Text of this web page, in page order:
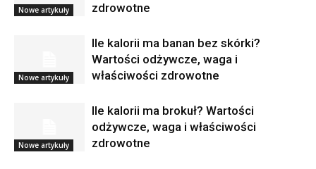
Nowe artykuły
zdrowotne
Nowe artykuły
Ile kalorii ma banan bez skórki?
Wartości odżywcze, waga i
właściwości zdrowotne
Nowe artykuły
Ile kalorii ma brokuł? Wartości
odżywcze, waga i właściwości
zdrowotne